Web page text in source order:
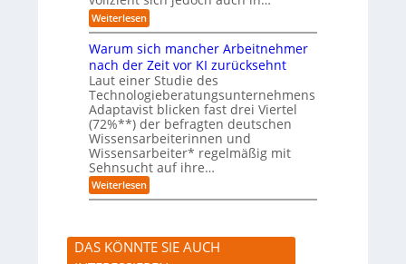
r
)
B
l
i
c
k
a
u
f
K
I
-
A
g
e
e
n
u
c
A
b
l
ä
u
f
e
v
e
r
ä
n
d
n
Weiterlesen:
K
-
A
s
s
i
s
t
e
n
t
e
n
e
Warum sich mancher Arbeitnehmer
nach der Zeit vor KI zurücksehnt
Laut einer Studie des
Technologieberatungsunternehmens
Adaptavist blicken fast drei Viertel
(72%**) der befragten deutschen
Wissensarbeiterinnen und
Wissensarbeiter* regelmäßig mit
Sehnsucht auf ihre…
Weiterlesen:
W
u
m
s
DAS KÖNNTE SIE AUCH